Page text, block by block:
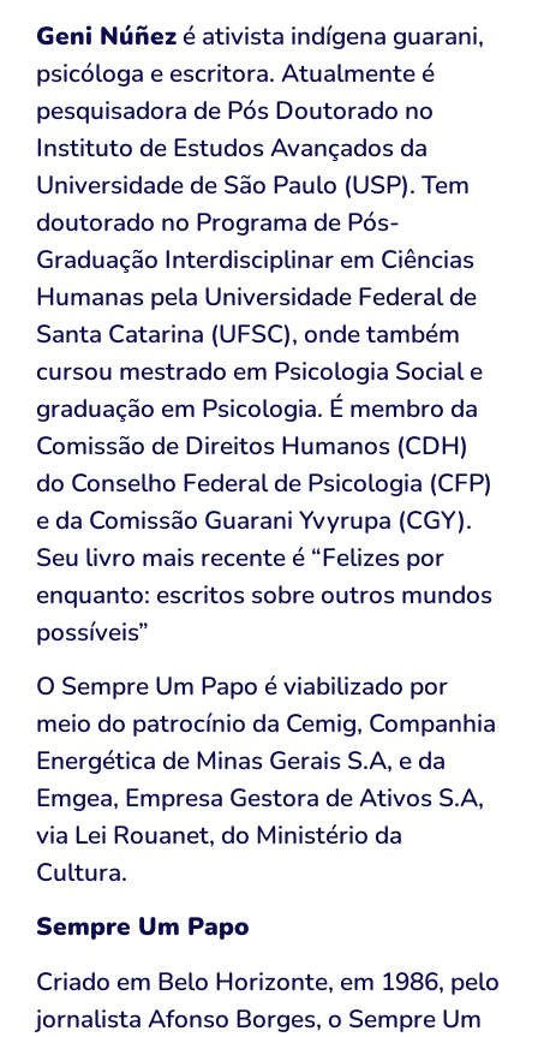
Geni Núñez é ativista indígena guarani,
psicóloga e escritora. Atualmente é
pesquisadora de Pós Doutorado no
Instituto de Estudos Avançados da
Universidade de São Paulo (USP). Tem
doutorado no Programa de Pós-
Graduação Interdisciplinar em Ciências
Humanas pela Universidade Federal de
Santa Catarina (UFSC), onde também
cursou mestrado em Psicologia Social e
graduação em Psicologia. É membro da
Comissão de Direitos Humanos (CDH)
do Conselho Federal de Psicologia (CFP)
e da Comissão Guarani Yvyrupa (CGY).
Seu livro mais recente é “Felizes por
enquanto: escritos sobre outros mundos
possíveis”
O Sempre Um Papo é viabilizado por
meio do patrocínio da Cemig, Companhia
Energética de Minas Gerais S.A, e da
Emgea, Empresa Gestora de Ativos S.A,
via Lei Rouanet, do Ministério da
Cultura.
Sempre Um Papo
Criado em Belo Horizonte, em 1986, pelo
jornalista Afonso Borges, o Sempre Um